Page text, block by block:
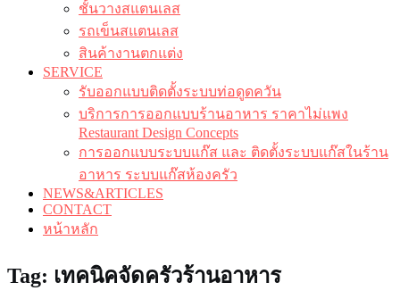
ชั้นวางสแตนเลส
รถเข็นสแตนเลส
สินค้างานตกแต่ง
SERVICE
รับออกแบบติดตั้งระบบท่อดูดควัน
บริการการออกแบบร้านอาหาร ราคาไม่แพง
Restaurant Design Concepts
การออกแบบระบบแก๊ส และ ติดตั้งระบบแก๊สในร้าน
อาหาร ระบบแก๊สห้องครัว
NEWS&ARTICLES
CONTACT
หน้าหลัก
Tag: เทคนิคจัดครัวร้านอาหาร